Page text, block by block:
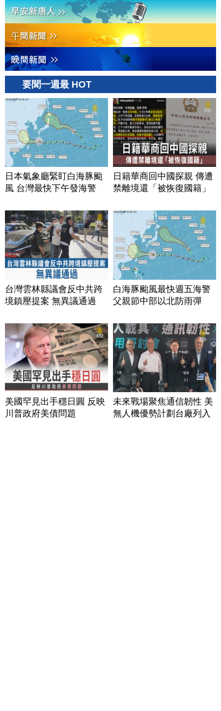
要聞一週最 HOT
日本氣象廳緊盯白海豚颱
風 台灣最快下午發海警
日籍華商回中國探親 傳遭
禁離境還「被恢復國籍」
台灣雲林縣議會反中共跨
境鎮壓提案 無異議通過
白海豚颱風最快週五海警
父親節中部以北防雨彈
美國罕見出手穩日圓 反映
川普政府美債問題
未來戰場聚焦通信韌性 美
無人機優勢計劃台廠列入